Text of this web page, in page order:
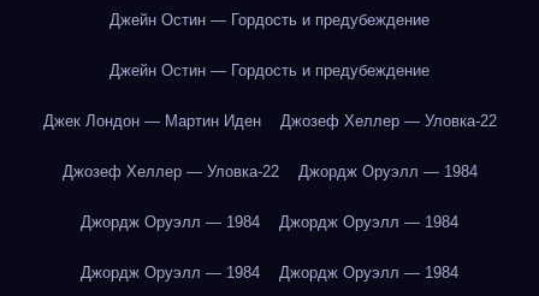
Джейн Остин — Гордость и предубеждение
Джейн Остин — Гордость и предубеждение
Джек Лондон — Мартин Иден Джозеф Хеллер — Уловка-22
Джозеф Хеллер — Уловка-22 Джордж Оруэлл — 1984
Джордж Оруэлл — 1984 Джордж Оруэлл — 1984
Джордж Оруэлл — 1984 Джордж Оруэлл — 1984